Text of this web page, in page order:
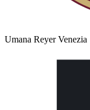
Umana Reyer Venezia